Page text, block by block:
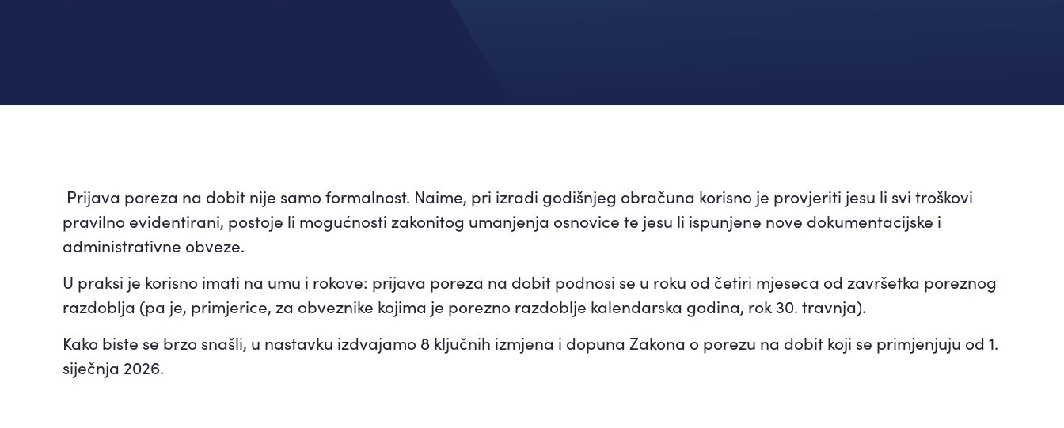
Prijava poreza na dobit nije samo formalnost. Naime, pri izradi godišnjeg obračuna korisno je provjeriti jesu li svi troškovi
pravilno evidentirani, postoje li mogućnosti zakonitog umanjenja osnovice te jesu li ispunjene nove dokumentacijske i
administrativne obveze.
U praksi je korisno imati na umu i rokove: prijava poreza na dobit podnosi se u roku od četiri mjeseca od završetka poreznog
razdoblja (pa je, primjerice, za obveznike kojima je porezno razdoblje kalendarska godina, rok 30. travnja).
Kako biste se brzo snašli, u nastavku izdvajamo 8 ključnih izmjena i dopuna Zakona o porezu na dobit koji se primjenjuju od 1.
siječnja 2026.